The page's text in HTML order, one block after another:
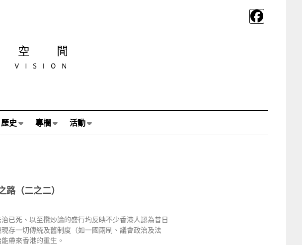
歷史 專欄 活動
（二之二）
已死、以至攬炒論的盛行均反映不少香港人認為昔日
存一切傳統及舊制度（如一國兩制、議會政治及法
帶來香港的重生。